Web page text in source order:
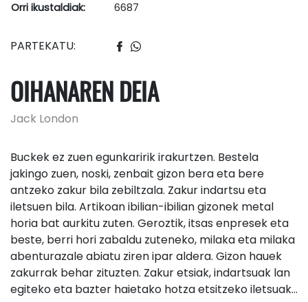
Orri ikustaldiak:
6687
PARTEKATU:
OIHANAREN DEIA
Jack London
Buckek ez zuen egunkaririk irakurtzen. Bestela
jakingo zuen, noski, zenbait gizon bera eta bere
antzeko zakur bila zebiltzala. Zakur indartsu eta
iletsuen bila. Artikoan ibilian-ibilian gizonek metal
horia bat aurkitu zuten. Geroztik, itsas enpresek eta
beste, berri hori zabaldu zuteneko, milaka eta milaka
abenturazale abiatu ziren ipar aldera. Gizon hauek
zakurrak behar zituzten. Zakur etsiak, indartsuak lan
egiteko eta bazter haietako hotza etsitzeko iletsuak…